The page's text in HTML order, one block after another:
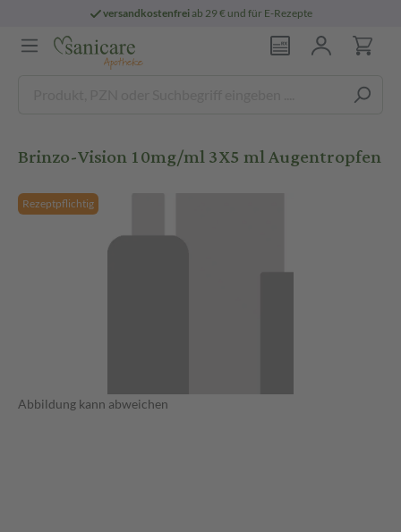
versandkostenfreiab 29 € und für E-Rezepte
Brinzo-Vision 10mg/ml 3X5 ml Augentropfen
Rezeptpflichtig
Abbildung kann abweichen